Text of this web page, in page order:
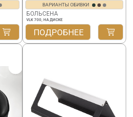
ВАРИАНТЫ ОБИВКИ
БОЛЬСЕНА
VLK 700, НА ДИСКЕ
ПОДРОБНЕЕ